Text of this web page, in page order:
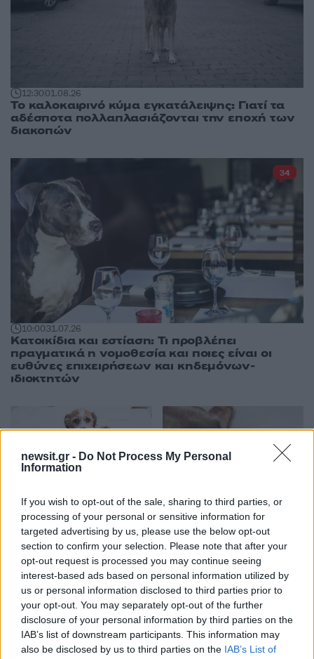
newsit.gr - Do Not Process My Personal
Information
If you wish to opt-out of the sale, sharing to third parties, or
processing of your personal or sensitive information for
targeted advertising by us, please use the below opt-out
section to confirm your selection. Please note that after your
opt-out request is processed you may continue seeing
interest-based ads based on personal information utilized by
us or personal information disclosed to third parties prior to
your opt-out. You may separately opt-out of the further
disclosure of your personal information by third parties on the
IAB’s list of downstream participants. This information may
also be disclosed by us to third parties on the IAB’s List of
12:3001.08.26
Το καλοκαιρινό κύμα εγκατάλειψης: Γιατί τα
αδέσποτα πολλαπλασιάζονται την εποχή των
διακοπών
10:0031.07.26
Κατοικίδια και εστίαση: Τι προβλέπει
πραγματικά η νομοθεσία και ποιες είναι οι
ευθύνες επιχειρήσεων και κηδεμόνων-
ιδιοκτητών
34
Διακοπές χωρίς άγχος
για τα κατοικίδια: Πώς
να επιλέξετε τη
σωστή φροντίδα όσο
λείπετε
Οι σκύλοι μπορεί να
πάθουν ηλιακό
έγκαυμα – Και δεν
κινδυνεύουν μόνο οι
άτριχες φυλές
ΔΙΑΦΗΜΙΣΗ